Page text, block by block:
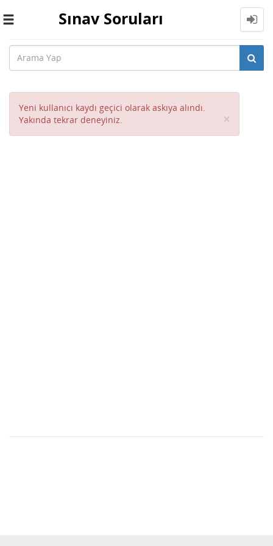
Toggle
Sınav Soruları
Yeni kullanıcı kaydı geçici olarak askıya alındı.
Yakında tekrar deneyiniz.
×